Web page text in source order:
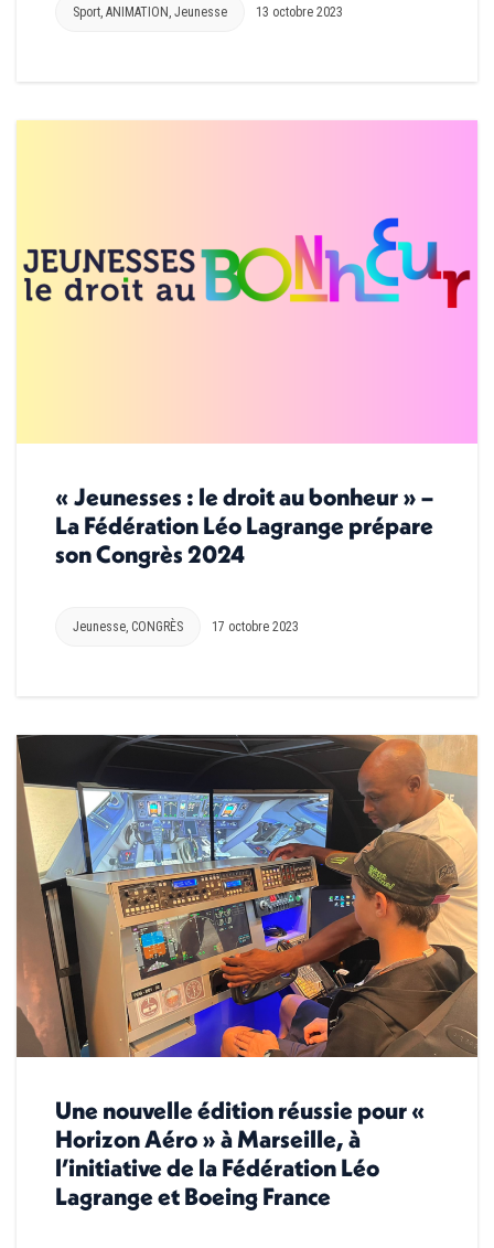
Sport, ANIMATION, Jeunesse 13 octobre 2023
« Jeunesses : le droit au bonheur » –
La Fédération Léo Lagrange prépare
son Congrès 2024
Jeunesse CONGRÈS 17 octobre 2023
Une nouvelle édition réussie pour «
Horizon Aéro » à Marseille, à
l’initiative de la Fédération Léo
Lagrange et Boeing France